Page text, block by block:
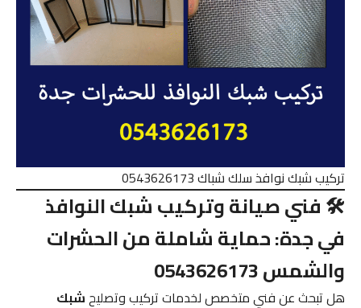
تركيب شبك نوافذ سلك شباك 0543626173
🛠️ فني صيانة وتركيب شبك النوافذ
في جدة: حماية شاملة من الحشرات
والشمس 0543626173
هل تبحث عن فني متخصص لخدمات تركيب وتصليحشبك